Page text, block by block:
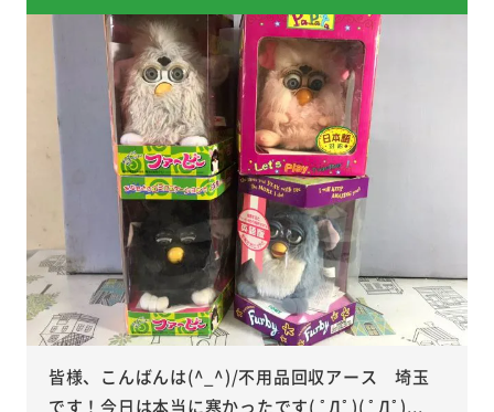
皆様、こんばんは(^_^)/不用品回収アース 埼玉
です！今日は本当に寒かったです( ﾟДﾟ)( ﾟДﾟ)...